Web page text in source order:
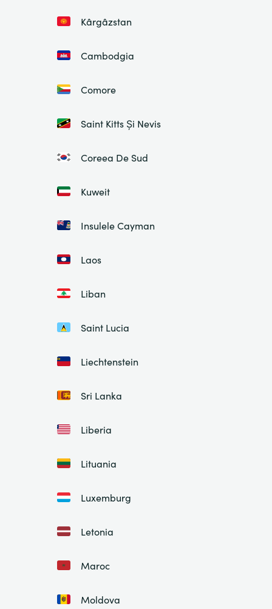
Kârgâzstan
Cambodgia
Comore
Saint Kitts Și Nevis
Coreea De Sud
Kuweit
Insulele Cayman
Laos
Liban
Saint Lucia
Liechtenstein
Sri Lanka
Liberia
Lituania
Luxemburg
Letonia
Maroc
Moldova